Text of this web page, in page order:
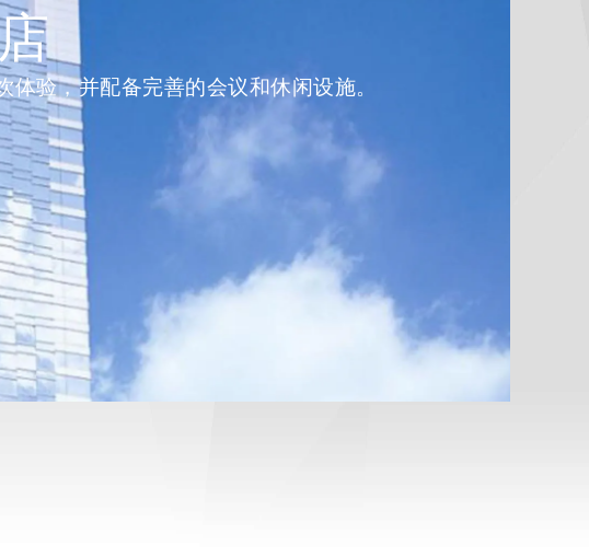
验，并配备完善的会议和休闲设施。